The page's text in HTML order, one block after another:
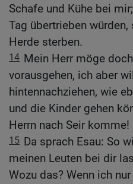
Schafe und Kühe bei
Tag übertrieben
Herde sterben.
14 Mein Herr möge
vorausgehen, ich aber
hintennachziehen, wie
und die Kinder gehen
Herrn nach Seir komme!
15 Da sprach Esau: So
meinen Leuten bei dir
Wozu das? Wenn ich